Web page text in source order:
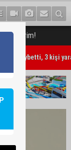
10 indirim!
kaybetti, 3 kişi